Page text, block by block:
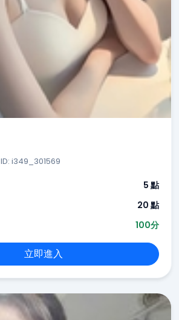
ID: i349_301569
5 點
20 點
100分
立即進入